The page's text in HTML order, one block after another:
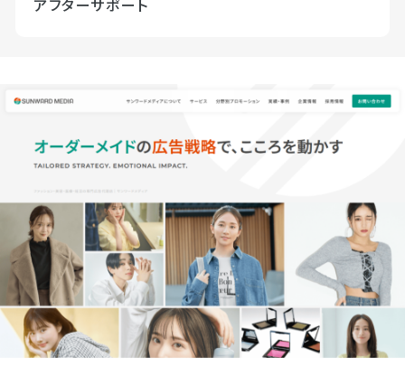
アフターサポート